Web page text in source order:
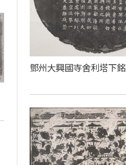
鄧州大興國寺舍利塔下銘